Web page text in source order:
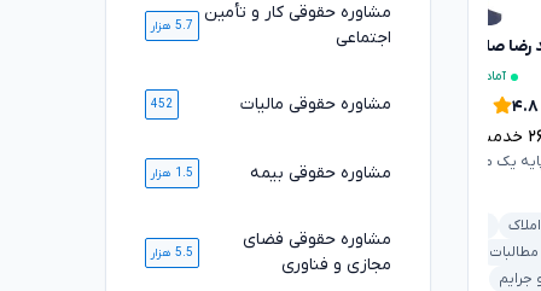
صلاحی
تایید شده
آماده مشاوره فوری
۴.۸
خدمت ارائه شده موفق
یک مرکز وکلای قوه‌قضاییه
جرایم
زهره کشاورزی
۴۴۳۳
خدمت ارائه شده موفق
کیفری و جرایم
ملکی و املاک
بانکی و مطالبات
خودرو و حمل‌ونقل
مشاوره حقوقی کار و تأمین
اجتماعی
5.7 هزار
مشاوره حقوقی مالیات 452
مشاوره حقوقی بیمه 1.5 هزار
مشاوره حقوقی فضای
مجازی و فناوری
5.5 هزار